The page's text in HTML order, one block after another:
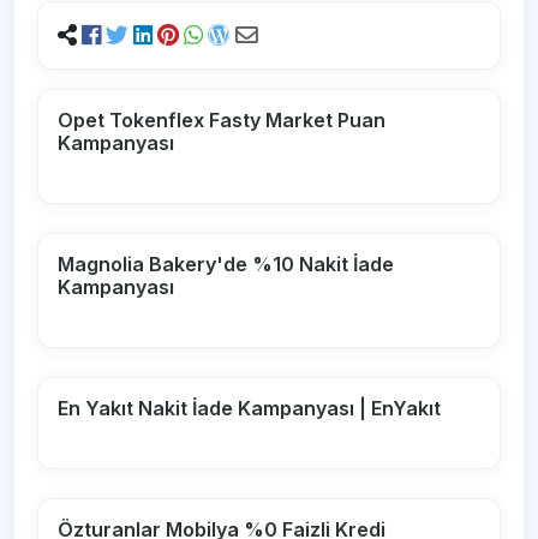
Opet Tokenflex Fasty Market Puan
Kampanyası
Magnolia Bakery'de %10 Nakit İade
Kampanyası
En Yakıt Nakit İade Kampanyası | EnYakıt
Özturanlar Mobilya %0 Faizli Kredi